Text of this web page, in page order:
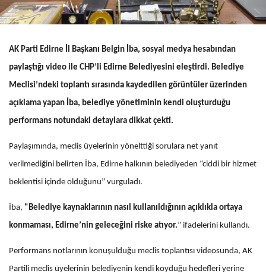
AK Parti Edirne İl Başkanı Belgin İba, sosyal medya hesabından
paylaştığı video ile CHP’li Edirne Belediyesini eleştirdi. Belediye
Meclisi’ndeki toplantı sırasında kaydedilen görüntüler üzerinden
açıklama yapan İba, belediye yönetiminin kendi oluşturduğu
performans notundaki detaylara dikkat çekti.
Paylaşımında, meclis üyelerinin yönelttiği sorulara net yanıt
verilmediğini belirten İba, Edirne halkının belediyeden “ciddi bir hizmet
beklentisi içinde olduğunu” vurguladı.
İba, “Belediye kaynaklarının nasıl kullanıldığının açıklıkla ortaya
konmaması, Edirne’nin geleceğini riske atıyor.” ifadelerini kullandı.
Performans notlarının konuşulduğu meclis toplantısı videosunda, AK
Partili meclis üyelerinin belediyenin kendi koyduğu hedefleri yerine